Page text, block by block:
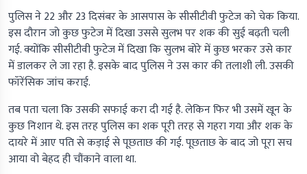
पुलिस ने 22 और 23 दिसंबर के आसपास के सीसीटीवी फुटेज को चेक किया.
इस दौरान जो कुछ फुटेज में दिखा उससे सुलभ पर शक की सुई बढ़ती चली
गई. क्योंकि सीसीटीवी फुटेज में दिखा कि सुलभ बोरे में कुछ भरकर उसे कार
में डालकर ले जा रहा है. इसके बाद पुलिस ने उस कार की तलाशी ली. उसकी
फॉरेंसिक जांच कराई.
तब पता चला कि उसकी सफाई करा दी गई है. लेकिन फिर भी उसमें खून के
कुछ निशान थे. इस तरह पुलिस का शक पूरी तरह से गहरा गया और शक के
दायरे में आए पति से कड़ाई से पूछताछ की गई. पूछताछ के बाद जो पूरा सच
आया वो बेहद ही चौंकाने वाला था.